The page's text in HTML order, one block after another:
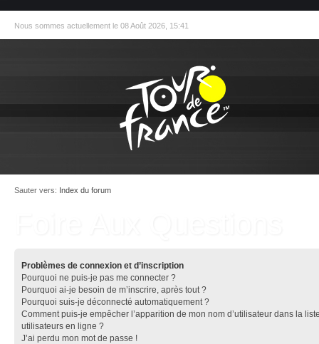
Nous sommes actuellement le 08 Août 2026, 15:41
Sauter vers: Index du forum
Problèmes de connexion et d’inscription
Pourquoi ne puis-je pas me connecter ?
Pourquoi ai-je besoin de m’inscrire, après tout ?
Pourquoi suis-je déconnecté automatiquement ?
Comment puis-je empêcher l’apparition de mon nom d’utilisateur dans la
utilisateurs en ligne ?
J’ai perdu mon mot de passe !